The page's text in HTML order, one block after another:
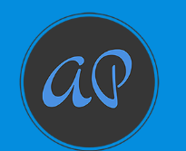
content